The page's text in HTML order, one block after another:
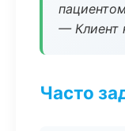
— Клиент
Часто